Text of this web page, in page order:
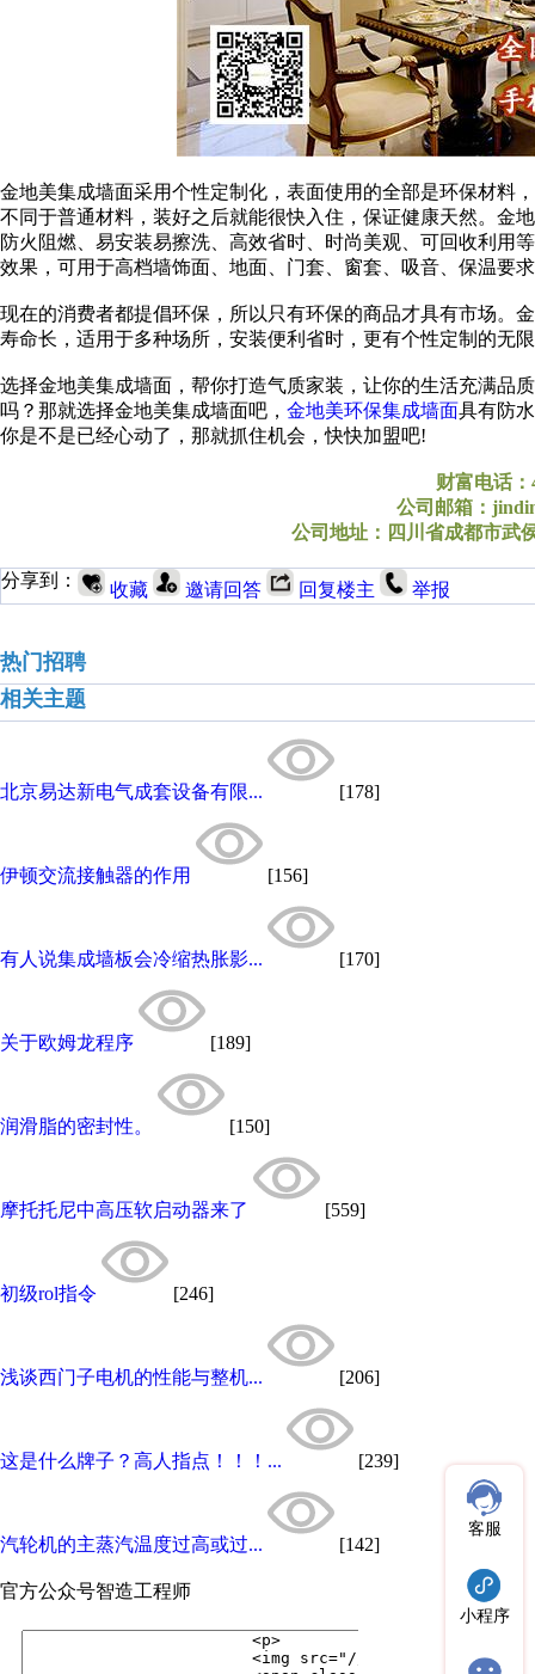
金地美集成墙面采用个性定制化，表面使用的全部是环保材料
不同于普通材料，装好之后就能很快入住，保证健康天然。金
防火阻燃、易安装易擦洗、高效省时、时尚美观、可回收利用
效果，可用于高档墙饰面、地面、门套、窗套、吸音、保
现在的消费者都提倡环保，所以只有环保的商品才具有市场。
寿命长，适用于多种场所，安装便利省时，更有个性定制
选择金地美集成墙面，帮你打造气质家装，让你的生活充满品
吗？那就选择金地美集成墙面吧， 金地美环保集成墙面具有防
你是不是已经心动了，那就抓住机会，快快加盟吧!
财富电话：
公司邮箱：
公司地址：四川省成都市武
分享到： 收藏 邀请回答 回复楼主 举报
热门招聘
相关主题
北京易达新电气成套设备有限... [178]
伊顿交流接触器的作用 [156]
有人说集成墙板会冷缩热胀影... [170]
关于欧姆龙程序 [189]
润滑脂的密封性。 [150]
摩托托尼中高压软启动器来了 [559]
初级rol指令 [246]
浅谈西门子电机的性能与整机... [206]
这是什么牌子？高人指点！！！... [239]
汽轮机的主蒸汽温度过高或过... [142]
官方公众号智造工程师
客服
小程序